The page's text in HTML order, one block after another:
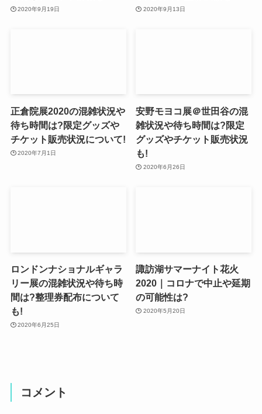
2020年9月19日 2020年9月13日
正倉院展2020の混雑状況や
待ち時間は?限定グッズや
チケット販売状況について!
2020年7月1日
安野モヨコ展＠世田谷の混
雑状況や待ち時間は?限定
グッズやチケット販売状況
も!
2020年6月26日
ロンドンナショナルギャラ
リー展の混雑状況や待ち時
間は?整理券配布について
も!
2020年6月25日
諏訪湖サマーナイト花火
2020｜コロナで中止や延期
の可能性は?
2020年5月20日
コメント